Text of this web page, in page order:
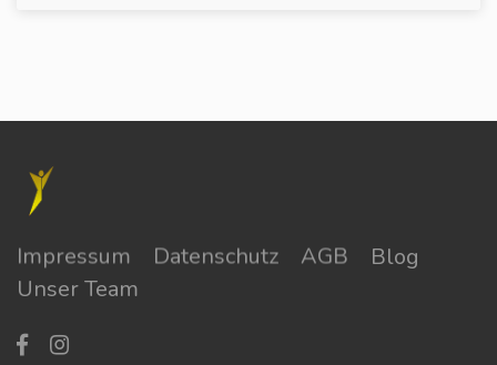
Impressum Datenschutz AGB
Blog
Unser Team